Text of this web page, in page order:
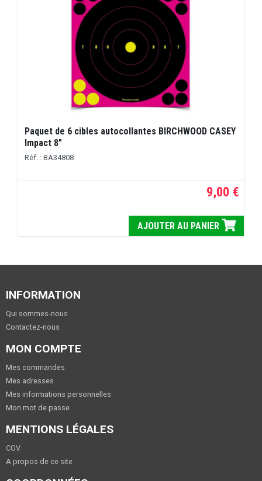
Paquet de 6 cibles autocollantes BIRCHWOOD CASEY
Impact 8"
Réf. : BA34808
9,00 €
AJOUTER AU PANIER
INFORMATION
Qui sommes-nous
Contactez-nous
MON COMPTE
Mes commandes
Mes adresses
Mes informations personnelles
Mon mot de passe
MENTIONS LÉGALES
CGV
A propos de ce site